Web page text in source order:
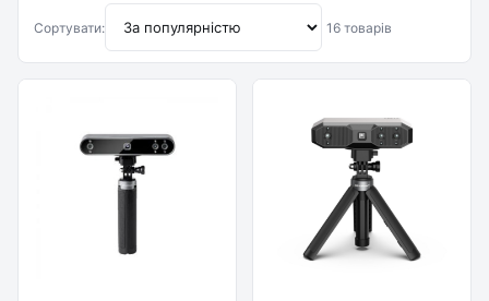
Сортувати: 16 товарів